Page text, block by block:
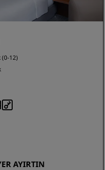
(0-12)
AYIRTIN